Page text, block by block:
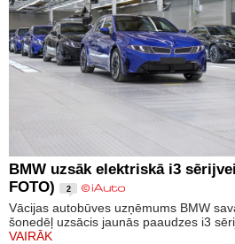
BMW uzsāk elektriskā i3
FOTO)
2
Vācijas autobūves uzņēmums BMW
šonedēļ uzsācis jaunās paaudzes i3
VAIRĀK